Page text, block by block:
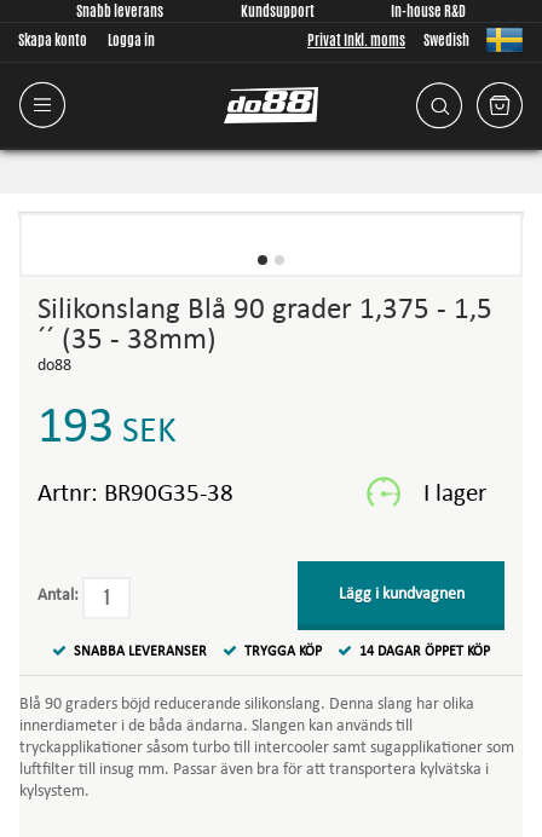
Snabb leverans Kundsupport
In-house R&D
Skapa konto
Logga in Privat Inkl. moms Swedish
Silikonslang Blå 90 grader 1,375 - 1,5
´´ (35 - 38mm)
do88
193 SEK
Artnr: BR90G35-38
Antal: Lägg i kundvagnen
SNABBA LEVERANSER TRYGGA KÖP 14 DAGAR ÖPPET KÖP
Blå 90 graders böjd reducerande silikonslang. Denna slang har olika
innerdiameter i de båda ändarna. Slangen kan används till
tryckapplikationer såsom turbo till intercooler samt sugapplikationer som
luftfilter till insug mm. Passar även bra för att transportera kylvätska i
kylsystem.